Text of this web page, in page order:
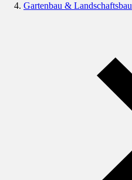
Gartenbau & Landschaftsbau